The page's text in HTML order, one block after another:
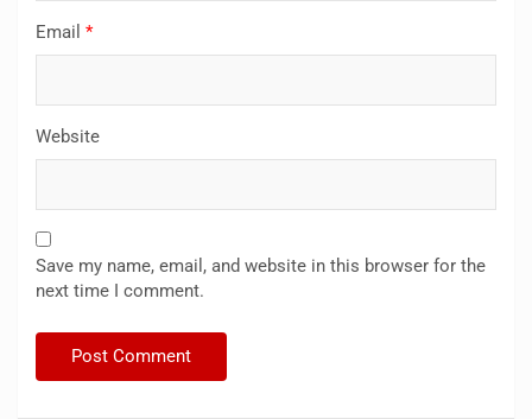
Email *
Website
Save my name, email, and website in this browser for the
next time I comment.